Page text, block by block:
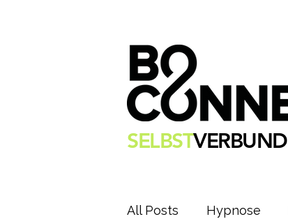
SELBST
All Posts Hypnose